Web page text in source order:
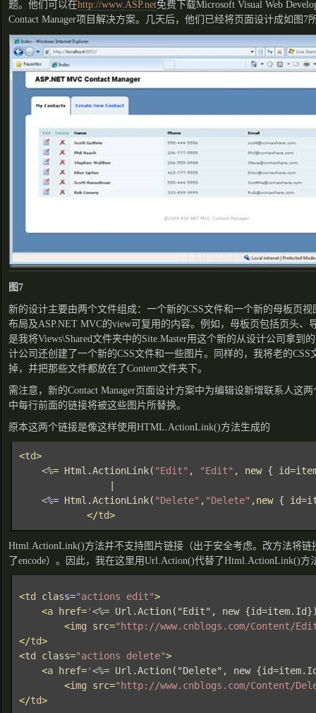
题。他们可以在http://www.ASP.net免费下载Microsoft Visual Web
Contact Manager项目解决方案。几天后，他们已经将页面设计成如图7
图7
新的设计主要由两个文件组成：一个新的CSS文件和一个新的母板页
布局及ASP.NET MVC的view可复用的内容。例如，母板页包括页头、
是我将Views\Shared文件夹中的Site.Master用这个新的从设计公司拿到
计公司还创建了一个新的CSS文件和一些图片。同样的，我将老的CSS
掉，并把那些文件都放在了Content文件夹下。
需注意，新的Contact Manager页面设计方案中为编辑设新增联系人这
中每行前面的链接将被这些图片所替换。
原本这两个链接是像这样使用HTML.ActionLink()方法生成的
<td>
<%= Html .ActionLink( "Edit" , "Edit" , new { id=
<%= Html .ActionLink( "Delete" , "Delete" ,new { id=
</td>
Html.ActionLink()方法并不支持图片链接（出于安全考虑。改方法将
了encode）。因此，我在这里用Url.Action()代替了Html.ActionLink()方
<td class="actions edit">
    <
a href='<%= Url.Action("Edit", new
        <
img src="http://www.cnblogs.com/Content/
</td>
<td class="actions delete">
    <
a href='<%= Url.Action("Delete", new
        <
img src="http://www.cnblogs.com/Content/
</td>